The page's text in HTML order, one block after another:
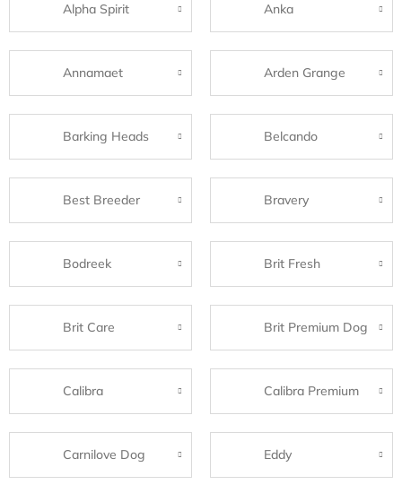
Alpha Spirit Anka
Annamaet Arden Grange
Barking Heads Belcando
Best Breeder Bravery
Bodreek Brit Fresh
Brit Care Brit Premium Dog
Calibra Calibra Premium
Carnilove Dog Eddy